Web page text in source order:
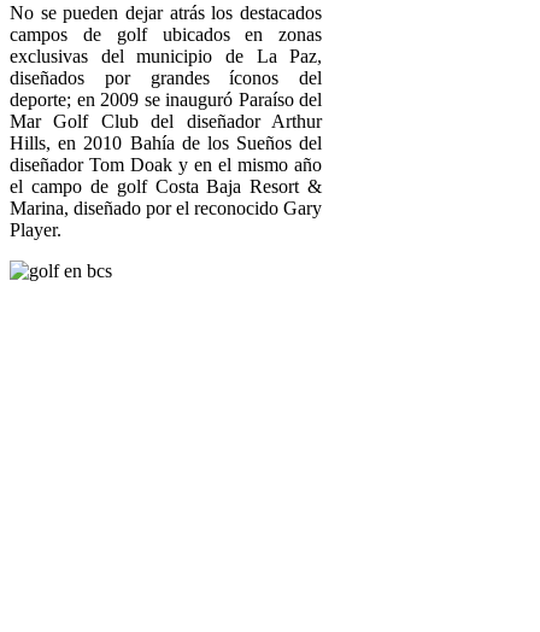
No se pueden dejar atrás los destacados
campos de golf ubicados en zonas
exclusivas del municipio de La Paz,
diseñados por grandes íconos del
deporte; en 2009 se inauguró Paraíso del
Mar Golf Club del diseñador Arthur
Hills, en 2010 Bahía de los Sueños del
diseñador Tom Doak y en el mismo año
el campo de golf Costa Baja Resort &
Marina, diseñado por el reconocido Gary
Player.